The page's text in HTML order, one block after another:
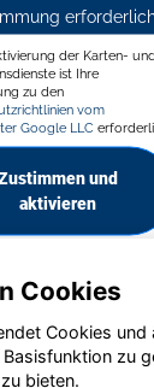
der Karten- und
ist Ihre
zu den
vom
Google LLC
und
aktivieren
GmbH
Cookies
Cookies und
zu
bieten.